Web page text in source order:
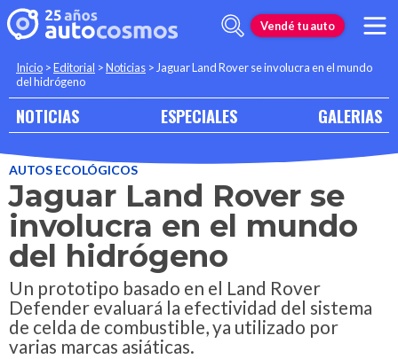
Vendé tu auto
Inicio >Editorial >Noticias >Jaguar Land Rover se involucra en el mundo
del hidrógeno
NOTICIAS ESPECIALES GALERIAS
AUTOS ECOLÓGICOS
Jaguar Land Rover se
involucra en el mundo
del hidrógeno
Un prototipo basado en el Land Rover
Defender evaluará la efectividad del sistema
de celda de combustible, ya utilizado por
varias marcas asiáticas.